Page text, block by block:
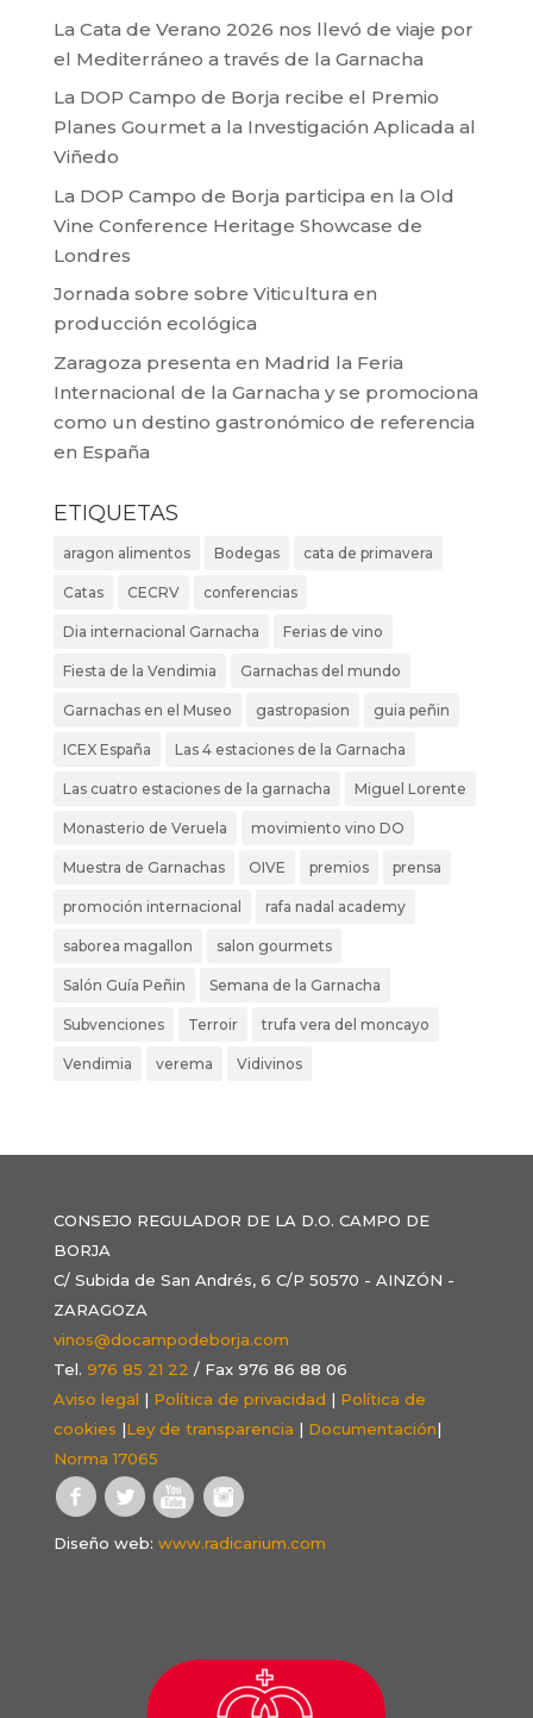
La Cata de Verano 2026 nos llevó de viaje por
el Mediterráneo a través de la Garnacha
La DOP Campo de Borja recibe el Premio
Planes Gourmet a la Investigación Aplicada al
Viñedo
La DOP Campo de Borja participa en la Old
Vine Conference Heritage Showcase de
Londres
Jornada sobre sobre Viticultura en
producción ecológica
Zaragoza presenta en Madrid la Feria
Internacional de la Garnacha y se promociona
como un destino gastronómico de referencia
en España
ETIQUETAS
aragon alimentos Bodegas cata de primavera
Catas CECRV conferencias
Dia internacional Garnacha Ferias de vino
Fiesta de la Vendimia Garnachas del mundo
Garnachas en el Museo gastropasion guia peñin
ICEX España Las 4 estaciones de la Garnacha
Las cuatro estaciones de la garnacha Miguel Lorente
Monasterio de Veruela movimiento vino DO
Muestra de Garnachas OIVE premios prensa
promoción internacional rafa nadal academy
saborea magallon salon gourmets
Salón Guía Peñin Semana de la Garnacha
Subvenciones Terroir trufa vera del moncayo
Vendimia verema Vidivinos
CONSEJO REGULADOR DE LA D.O. CAMPO DE
BORJA
C/ Subida de San Andrés, 6 C/P 50570 - AINZÓN -
ZARAGOZA
vinos@docampodeborja.com
Tel. 976 85 21 22 / Fax 976 86 88 06
Aviso legal | Política de privacidad | Política de
cookies |Ley de transparencia | Documentación|
Norma 17065
Diseño web: www.radicarium.com